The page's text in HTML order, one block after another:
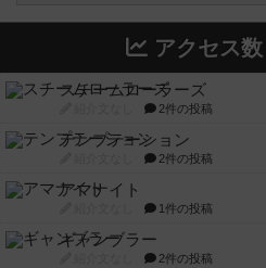
アクセス
スチームローラーズ
2件の投稿
テンプテーション
2件の投稿
アマナイト
1件の投稿
ギャンブラー
2件の投稿